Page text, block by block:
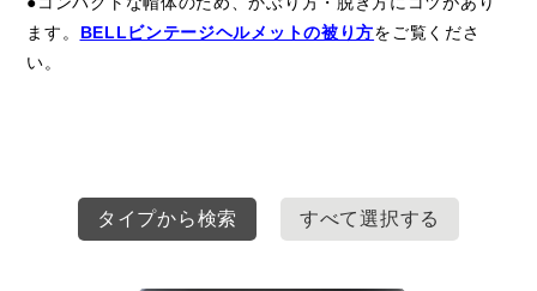
ます。 BELLビンテージヘルメットの被り方をご覧くださ
い。
タイプから検索 すべて選択する